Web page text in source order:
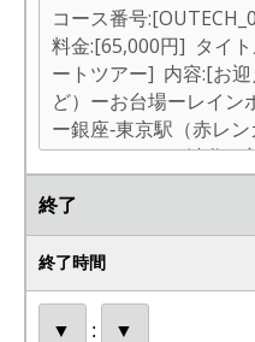
終了
終了時間
: